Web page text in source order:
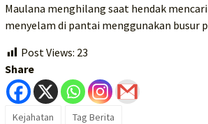
Maulana menghilang saat hendak
menyelam di pantai menggunakan busur
Post Views: 23
Share
Kejahatan Tag Berita